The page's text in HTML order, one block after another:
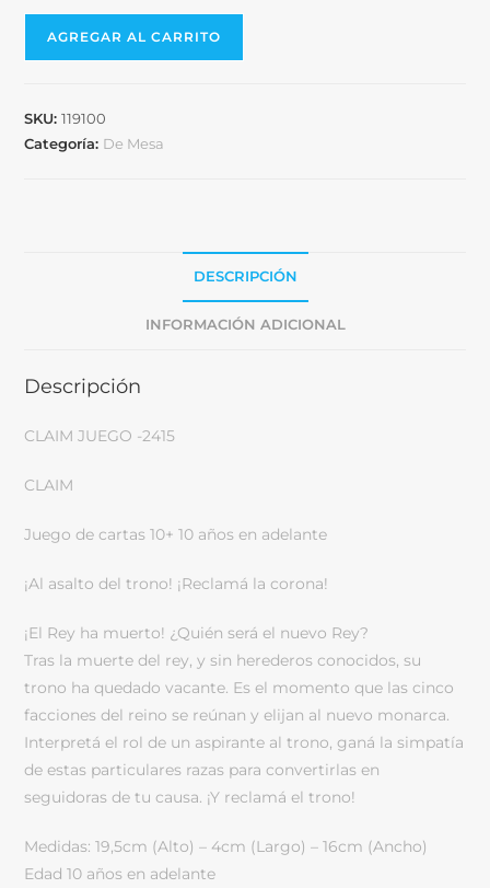
AGREGAR AL CARRITO
SKU:119100
Categoría: De Mesa
DESCRIPCIÓN
INFORMACIÓN ADICIONAL
Descripción
CLAIM JUEGO -2415
CLAIM
Juego de cartas 10+ 10 años en adelante
¡Al asalto del trono! ¡Reclamá la corona!
¡El Rey ha muerto! ¿Quién será el nuevo Rey?
Tras la muerte del rey, y sin herederos conocidos, su
trono ha quedado vacante. Es el momento que las cinco
facciones del reino se reúnan y elijan al nuevo monarca.
Interpretá el rol de un aspirante al trono, ganá la simpatía
de estas particulares razas para convertirlas en
seguidoras de tu causa. ¡Y reclamá el trono!
Medidas: 19,5cm (Alto) – 4cm (Largo) – 16cm (Ancho)
Edad 10 años en adelante